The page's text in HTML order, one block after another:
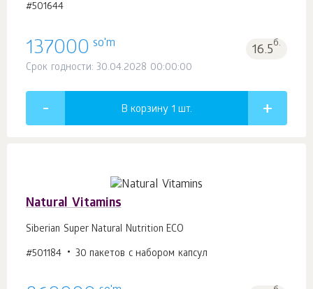
#501644
137000 so'm 16.5б.
Срок годности: 30.04.2028 00:00:00
В корзину 1 шт.
Natural Vitamins
Siberian Super Natural Nutrition ECO
#501184 30 пакетов с набором капсул